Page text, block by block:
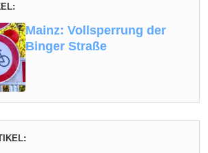
Mainz: Vollsperrung der
Binger Straße